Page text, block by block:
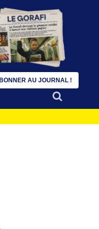
AU JOURNAL !